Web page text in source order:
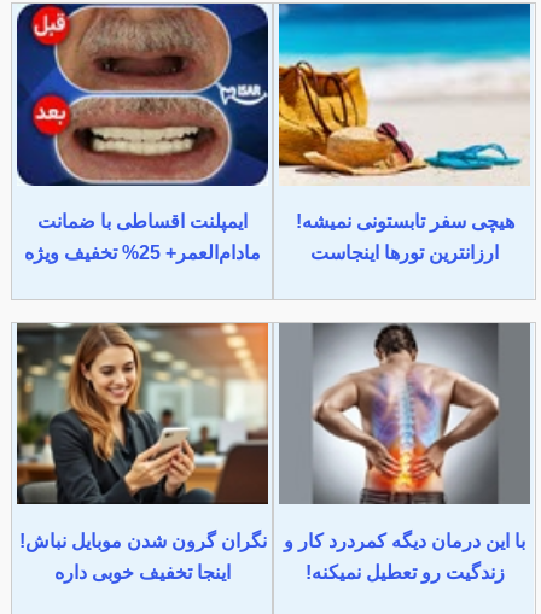
هیچی سفر تابستونی نمیشه!
ارزانترین تورها اینجاست
ایمپلنت اقساطی با ضمانت
مادام‌العمر+ 25% تخفیف ویژه
با این درمان دیگه کمردرد کار و
زندگیت رو تعطیل نمیکنه!
نگران گرون شدن موبایل نباش!
اینجا تخفیف خوبی داره